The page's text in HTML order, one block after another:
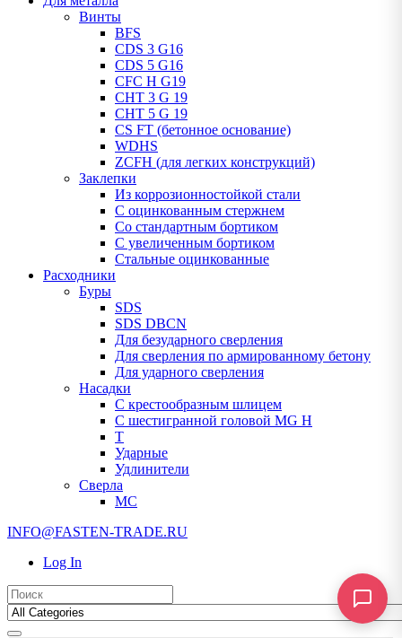
Винты
BFS
CDS 3 G16
CDS 5 G16
CFC H G19
CHT 3 G 19
CHT 5 G 19
CS FT (бетонное основание)
WDHS
ZCFH (для легких конструкций)
Заклепки
Из коррозионностойкой стали
С оцинкованным стержнем
Со стандартным бортиком
С увеличенным бортиком
Стальные оцинкованные
Расходники
Буры
SDS
SDS DBCN
Для безударного сверления
Для сверления по армированному бетону
Для ударного сверления
Насадки
С крестообразным шлицем
С шестигранной головой MG H
T
Ударные
Удлинители
Сверла
МС
INFO@FASTEN-TRADE.RU
Log In